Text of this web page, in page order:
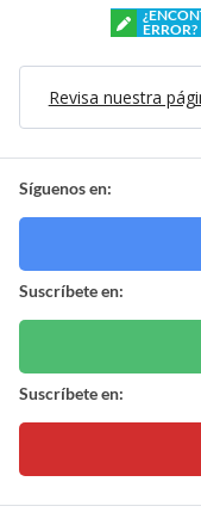
ERROR?
Revisa nuestra
Síguenos en:
Suscríbete en:
Suscríbete en: